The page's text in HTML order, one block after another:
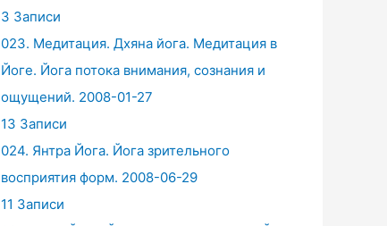
3 Записи
023. Медитация. Дхяна йога. Медитация в
Йоге. Йога потока внимания, сознания и
ощущений. 2008-01-27
13 Записи
024. Янтра Йога. Йога зрительного
восприятия форм. 2008-06-29
11 Записи